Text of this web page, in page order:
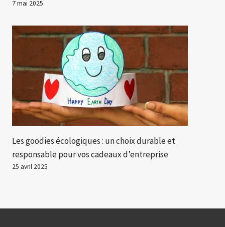
7 mai 2025
Les goodies écologiques : un choix durable et
responsable pour vos cadeaux d’entreprise
25 avril 2025